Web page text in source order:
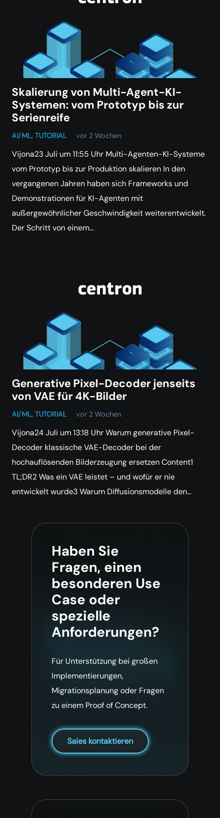
Skalierung von Multi-Agent-KI-
Systemen: vom Prototyp bis zur
Serienreife
AI/ML, TUTORIAL vor 2 Wochen
Vijona23 Juli um 11:55 Uhr Multi-Agenten-KI-Systeme
vom Prototyp bis zur Produktion skalieren In den
vergangenen Jahren haben sich Frameworks und
Demonstrationen für KI-Agenten mit
außergewöhnlicher Geschwindigkeit weiterentwickelt.
Der Schritt von einem…
Generative Pixel-Decoder jenseits
von VAE für 4K-Bilder
AI/ML, TUTORIAL vor 2 Wochen
Vijona24 Juli um 13:18 Uhr Warum generative Pixel-
Decoder klassische VAE-Decoder bei der
hochauflösenden Bilderzeugung ersetzen Content1
TL;DR2 Was ein VAE leistet – und wofür er nie
entwickelt wurde3 Warum Diffusionsmodelle den…
Haben Sie
Fragen, einen
besonderen Use
Case oder
spezielle
Anforderungen?
Für Unterstützung bei großen
Implementierungen,
Migrationsplanung oder Fragen
zu einem Proof of Concept.
Sales kontaktieren